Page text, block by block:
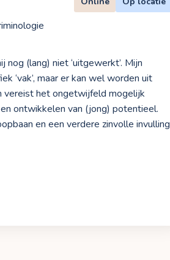
(lang) niet ‘uitgewerkt’. Mijn
‘vak’, maar er kan wel worden uit
vereist het ongetwijfeld mogelijk
ontwikkelen van (jong) potentieel.
en een verdere zinvolle invulling